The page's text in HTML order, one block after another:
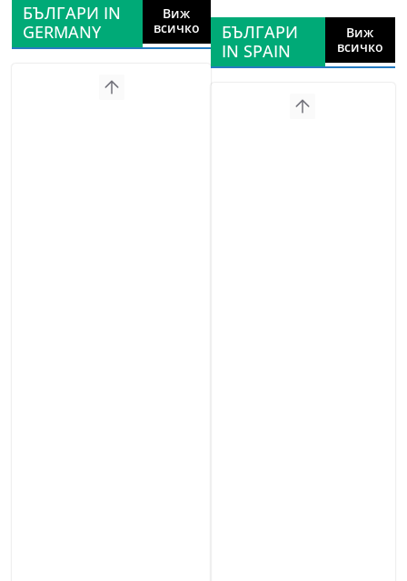
БЪЛГАРИ IN
GERMANY
Виж
всичко
БЪЛГАРИ
IN SPAIN
Виж
всичко